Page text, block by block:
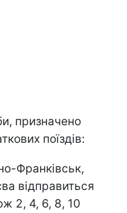
призначено
поїздів:
Франківськ,
відправиться
2, 4, 6, 8, 10